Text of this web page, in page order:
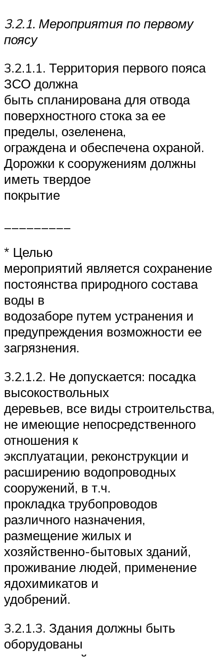
3.2.1. Мероприятия по первому
поясу
3.2.1.1. Территория первого пояса
ЗСО должна
быть спланирована для отвода
поверхностного стока за ее
пределы, озеленена,
ограждена и обеспечена охраной.
Дорожки к сооружениям должны
иметь твердое
покрытие
* Целью
мероприятий является сохранение
постоянства природного состава
воды в
водозаборе путем устранения и
предупреждения возможности ее
загрязнения.
3.2.1.2. Не допускается: посадка
высокоствольных
деревьев, все виды строительства,
не имеющие непосредственного
отношения к
эксплуатации, реконструкции и
расширению водопроводных
сооружений, в т.ч.
прокладка трубопроводов
различного назначения,
размещение жилых и
хозяйственно-бытовых зданий,
проживание людей, применение
ядохимикатов и
удобрений.
3.2.1.3. Здания должны быть
оборудованы